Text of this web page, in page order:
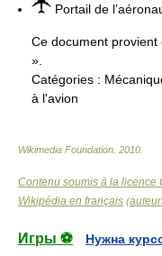
Portail de
Ce document provient
».
Catégories :
à l'avion
Wikimedia Foundation 2010
Contenu soumis à la licence
Wikipédia en français (
Игры ⚽
Нужна